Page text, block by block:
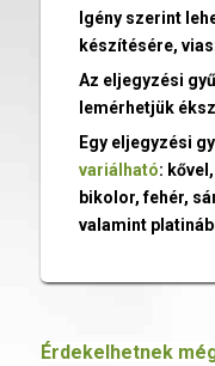
Igény szerint
készítésére,
Az eljegyzési
lemérhetjük
Egy eljegyzési
variálható:
bikolor, fehér,
valamint
Érdekelhetnek